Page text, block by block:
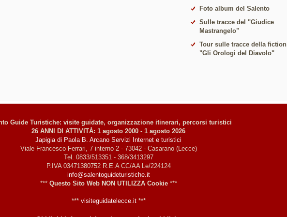
Foto album del Salento
Sulle tracce del "Giudice
Mastrangelo"
Tour sulle tracce della fiction
"Gli Orologi del Diavolo"
Guide Turistiche: visite guidate, organizzazione itinerari, percorsi turistici
26 ANNI DI ATTIVITÀ: 1 agosto 2000 - 1 agosto 2026
Japigia di Paola B. Arcano Servizi Internet e turistici
Viale Francesco Ferrari, 7 interno 2 - 73042 - Casarano (Lecce)
Tel. 0833/513351 - 368/3413297
P.IVA 03471380752 R.E.A CC/AA Le/224124
info@salentoguideturistiche.it
*** Questo Sito Web NON UTILIZZA Cookie***
*** visiteguidatelecce.it***